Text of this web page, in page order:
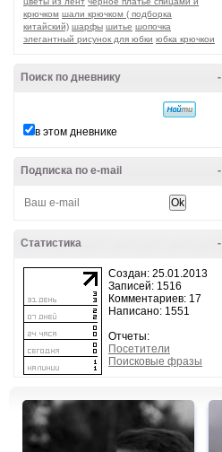
крючком шали крючком ( подборка
китайский) шарфы шитье шопочка
элегантный рисунок для юбки юбка крючкои
-
Поиск по дневнику
в этом дневнике
-
Подписка по e-mail
-
Статистика
Создан: 25.01.2013
Записей: 1516
Комментариев: 17
Написано: 1551
Отчеты:
Посетители
Поисковые фразы